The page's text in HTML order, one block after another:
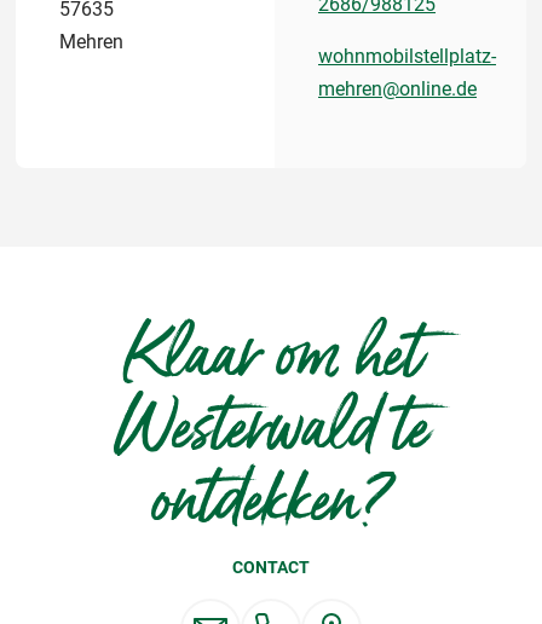
57635
Mehren
wohnmobilstellplatz-
mehren@online.de
Klaar om het
Westerwald te
ontdekken?
CONTACT